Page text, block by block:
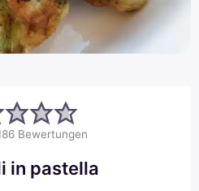
Bewertungen
in pastella